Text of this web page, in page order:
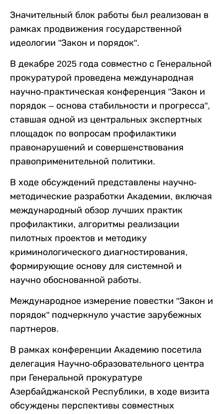
Значительный блок работы был реализован в
рамках продвижения государственной
идеологии "Закон и порядок".
В декабре 2025 года совместно с Генеральной
прокуратурой проведена международная
научно-практическая конференция "Закон и
порядок – основа стабильности и прогресса",
ставшая одной из центральных экспертных
площадок по вопросам профилактики
правонарушений и совершенствования
правоприменительной политики.
В ходе обсуждений представлены научно-
методические разработки Академии, включая
международный обзор лучших практик
профилактики, алгоритмы реализации
пилотных проектов и методику
криминологического диагностирования,
формирующие основу для системной и
научно обоснованной работы.
Международное измерение повестки "Закон и
порядок" подчеркнуло участие зарубежных
партнеров.
В рамках конференции Академию посетила
делегация Научно-образовательного центра
при Генеральной прокуратуре
Азербайджанской Республики, в ходе визита
обсуждены перспективы совместных